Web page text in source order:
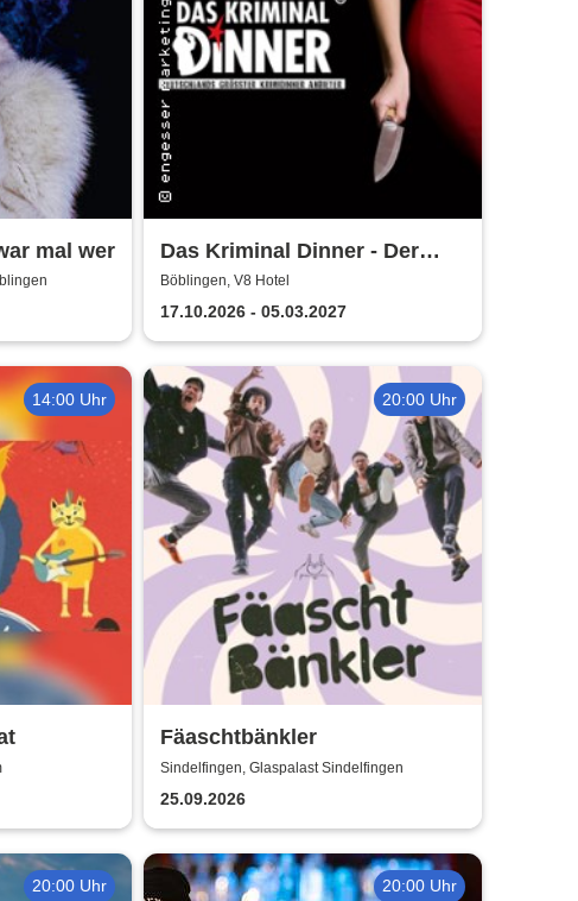
mal wer
Das Kriminal Dinner - Der
letzte Joint der Marie Juana
Böblingen, V8 Hotel
17.10.2026 - 05.03.2027
14:00 Uhr 20:00 Uhr
Fäaschtbänkler
Sindelfingen, Glaspalast Sindelfingen
25.09.2026
20:00 Uhr 20:00 Uhr